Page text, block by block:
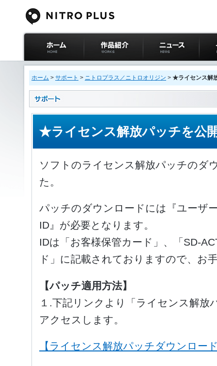
ニトロプラス公式
サイト ホーム
作品紹介 ニュース イベ
ホーム > サポート > ニトロプラス／ニトロオリジン > ★ライセンス解
★ライセンス解放パッチを公
ソフトのライセンス解放パッチのダ
た。
パッチのダウンロードには『ユーザ
ID』が必要となります。
IDは「お客様保管カード」、「SD-
ド」に記載されておりますので、お
【パッチ適用方法】
１.下記リンクより「ライセンス解放
アクセスします。
【ライセンス解放パッチダウンロー